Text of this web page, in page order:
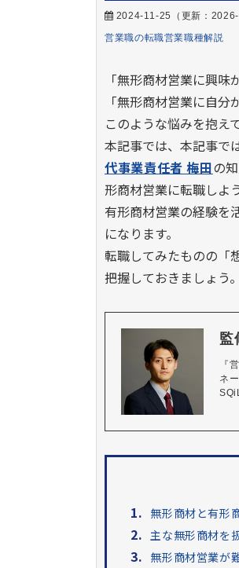
2024-11-25 （更新：
営業職の転職営業職種解説
「無形商材営業に興味
「無形商材営業に自分
このような悩みを抱え
本記事では、 本記事で
代事業責任者 梅田の
形商材営業に転職しよ
有形商材営業の経験を
になります。
転職してみたものの「
把握しておきましょう。
監
『
ネ
1. 無形商材と有形
2. 主な無形商材を
3. 無形商材営業が